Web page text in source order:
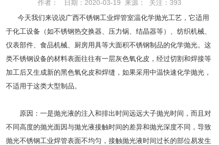
作者： 日期：2020-03-19 来源： 关注： 393
今天我们来说说广西不锈钢工业焊管室温化学抛光工艺，它适用
于化工设备（如不锈钢热交换器、压力锅、结晶器等）、纺织机械、
仪表部件、食品机械、厨房用具等大面积不锈钢制品的化学抛光。这
类不锈钢设备的材料表面往往有一层灰色氧化皮，经过切割和焊接等
加工后又生成新的黑色氧化皮和焊缝，如果采用中温快速化学抛光，
不适用于这类大型制品。
原因：一是抛光液的注入和排出时间远远大子抛光时间，而且对
不同高度的抛光面因与拋光液接触时间的差异和抛光深度不同，导致
抛光不锈钢工业焊管表面不均匀，接触抛光液时间过长的部位易发生